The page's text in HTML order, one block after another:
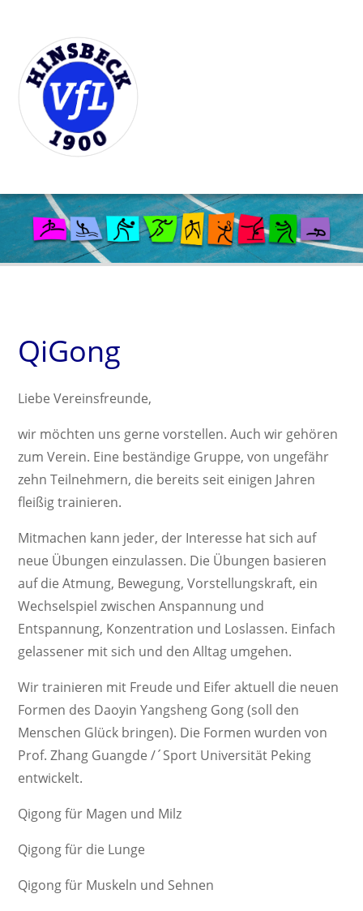
QiGong
Liebe Vereinsfreunde,
wir möchten uns gerne vorstellen. Auch wir gehören
zum Verein. Eine beständige Gruppe, von ungefähr
zehn Teilnehmern, die bereits seit einigen Jahren
fleißig trainieren.
Mitmachen kann jeder, der Interesse hat sich auf
neue Übungen einzulassen. Die Übungen basieren
auf die Atmung, Bewegung, Vorstellungskraft, ein
Wechselspiel zwischen Anspannung und
Entspannung, Konzentration und Loslassen. Einfach
gelassener mit sich und den Alltag umgehen.
Wir trainieren mit Freude und Eifer aktuell die neuen
Formen des Daoyin Yangsheng Gong (soll den
Menschen Glück bringen). Die Formen wurden von
Prof. Zhang Guangde /´Sport Universität Peking
entwickelt.
Qigong für Magen und Milz
Qigong für die Lunge
Qigong für Muskeln und Sehnen